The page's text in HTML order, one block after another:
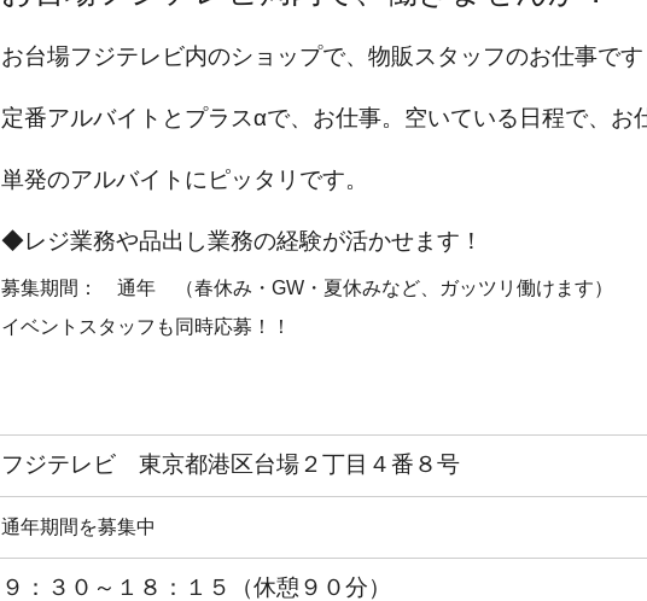
お台場フジテレビ内のショップで、物販スタッフのお仕事です
定番アルバイトとプラスαで、お仕事。 空いている日程で、お
単発のアルバイトにピッタリです。
◆レジ業務や品出し業務の経験が活かせます！
募集期間： 通年 （春休み・GW・夏休みなど、ガッツリ働けます）
イベントスタッフも同時応募！！
フジテレビ 東京都港区台場２丁目４番８号
通年期間を募集中
９：３０～１８：１５（休憩９０分）